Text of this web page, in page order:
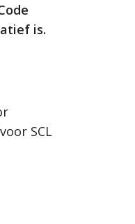
is.
SCL